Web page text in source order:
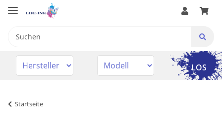
LOS
Startseite